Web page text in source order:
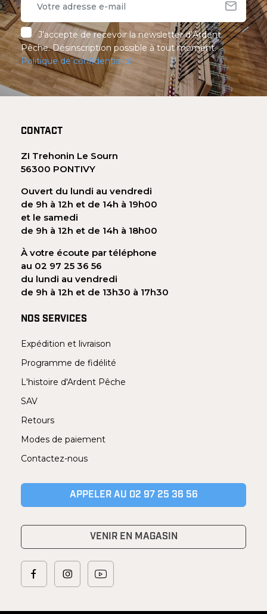
J’accepte de recevoir la newsletter d’Ardent
Pêche. Désinscription possible à tout moment.
Politique de confidentialité
CONTACT
ZI Trehonin Le Sourn
56300 PONTIVY
Ouvert du lundi au vendredi
de 9h à 12h et de 14h à 19h00
et le samedi
de 9h à 12h et de 14h à 18h00
À votre écoute par téléphone
au 02 97 25 36 56
du lundi au vendredi
de 9h à 12h et de 13h30 à 17h30
NOS SERVICES
Expédition et livraison
Programme de fidélité
L'histoire d'Ardent Pêche
SAV
Retours
Modes de paiement
Contactez-nous
APPELER AU 02 97 25 36 56
VENIR EN MAGASIN